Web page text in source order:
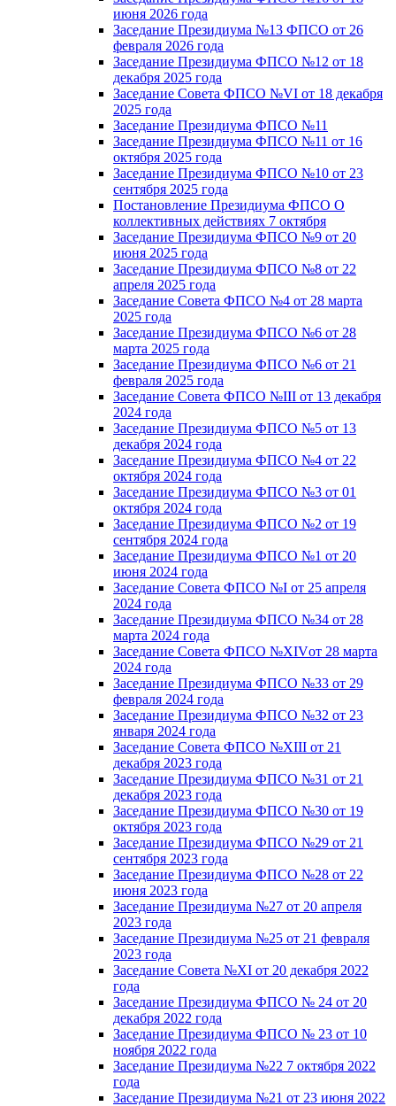
июня 2026 года
Заседание Президиума №13 ФПСО от 26
февраля 2026 года
Заседание Президиума ФПСО №12 от 18
декабря 2025 года
Заседание Совета ФПСО №VI от 18 декабря
2025 года
Заседание Президиума ФПСО №11
Заседание Президиума ФПСО №11 от 16
октября 2025 года
Заседание Президиума ФПСО №10 от 23
сентября 2025 года
Постановление Президиума ФПСО О
коллективных действиях 7 октября
Заседание Президиума ФПСО №9 от 20
июня 2025 года
Заседание Президиума ФПСО №8 от 22
апреля 2025 года
Заседание Совета ФПСО №4 от 28 марта
2025 года
Заседание Президиума ФПСО №6 от 28
марта 2025 года
Заседание Президиума ФПСО №6 от 21
февраля 2025 года
Заседание Совета ФПСО №III от 13 декабря
2024 года
Заседание Президиума ФПСО №5 от 13
декабря 2024 года
Заседание Президиума ФПСО №4 от 22
октября 2024 года
Заседание Президиума ФПСО №3 от 01
октября 2024 года
Заседание Президиума ФПСО №2 от 19
сентября 2024 года
Заседание Президиума ФПСО №1 от 20
июня 2024 года
Заседание Совета ФПСО №I от 25 апреля
2024 года
Заседание Президиума ФПСО №34 от 28
марта 2024 года
Заседание Совета ФПСО №XIVот 28 марта
2024 года
Заседание Президиума ФПСО №33 от 29
февраля 2024 года
Заседание Президиума ФПСО №32 от 23
января 2024 года
Заседание Совета ФПСО №XIII от 21
декабря 2023 года
Заседание Президиума ФПСО №31 от 21
декабря 2023 года
Заседание Президиума ФПСО №30 от 19
октября 2023 года
Заседание Президиума ФПСО №29 от 21
сентября 2023 года
Заседание Президиума ФПСО №28 от 22
июня 2023 года
Заседание Президиума №27 от 20 апреля
2023 года
Заседание Президиума №25 от 21 февраля
2023 года
Заседание Совета №XI от 20 декабря 2022
года
Заседание Президиума ФПСО № 24 от 20
декабря 2022 года
Заседание Президиума ФПСО № 23 от 10
ноября 2022 года
Заседание Президиума №22 7 октября 2022
года
Заседание Президиума №21 от 23 июня 2022